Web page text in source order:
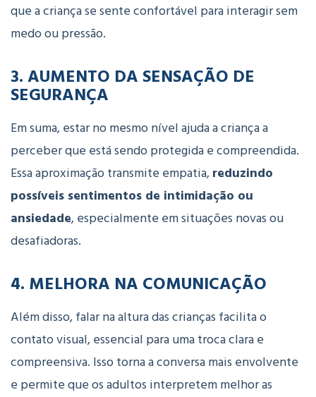
que a criança se sente confortável para interagir sem
medo ou pressão.
3.AUMENTO DA SENSAÇÃO DE
SEGURANÇA
Em suma, estar no mesmo nível ajuda a criança a
perceber que está sendo protegida e compreendida.
Essa aproximação transmite empatia,reduzindo
possíveis sentimentos de intimidação ou
ansiedade, especialmente em situações novas ou
desafiadoras.
4. MELHORA NA COMUNICAÇÃO
Além disso, falar na altura das crianças facilita o
contato visual, essencial para uma troca clara e
compreensiva. Isso torna a conversa mais envolvente
e permite que os adultos interpretem melhor as